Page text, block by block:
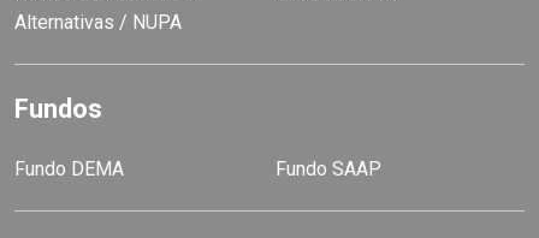
Alternativas / NUPA
Fundos
Fundo DEMA Fundo SAAP